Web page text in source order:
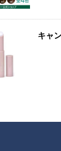
キャ